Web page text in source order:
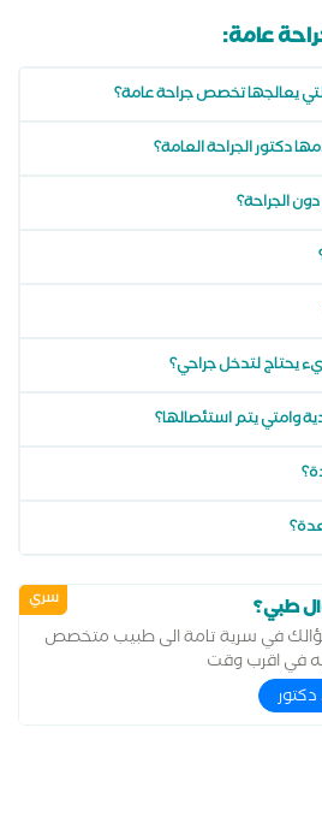
عامة:
يعالجها تخصص جراحة عامة؟
دكتور الجراحة العامة؟
الجراحة؟
يحتاج لتدخل جراحي؟
وامتي يتم استئصالها؟
سري طبي؟
في سرية تامة الى طبيب متخصص
في اقرب وقت